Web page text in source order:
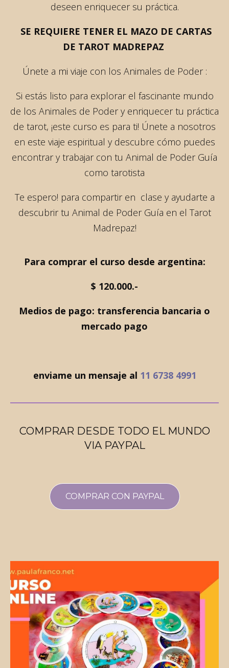
deseen enriquecer su práctica.
SE REQUIERE TENER EL MAZO DE CARTAS
DE TAROT MADREPAZ
Únete a mi viaje con los Animales de Poder :
Si estás listo para explorar el fascinante mundo
de los Animales de Poder y enriquecer tu práctica
de tarot, ¡este curso es para ti! Únete a nosotros
en este viaje espiritual y descubre cómo puedes
encontrar y trabajar con tu Animal de Poder Guía
como tarotista
Te espero! para compartir en clase y ayudarte a
descubrir tu Animal de Poder Guía en el Tarot
Madrepaz!
Para comprar el curso desde argentina:
$ 120.000.-
Medios de pago: transferencia bancaria o
mercado pago
enviame un mensaje al 11 6738 4991
COMPRAR DESDE TODO EL MUNDO
VIA PAYPAL
COMPRAR CON PAYPAL